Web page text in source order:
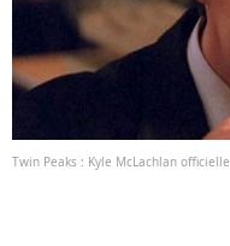
Twin Peaks : Kyle McLachlan